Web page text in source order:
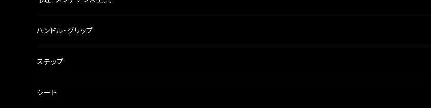
ウインカークランプ
配線・リレー
インテークマニホールド
電装・配線・キボシ等
キャブレター
ハンドル・グリップ
グリップ
バーハン
ステップ
シート